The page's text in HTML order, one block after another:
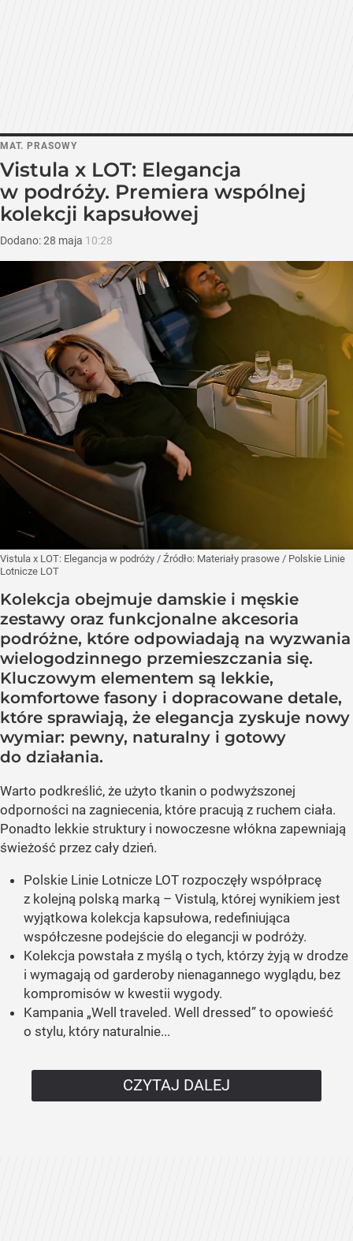
MAT. PRASOWY
Vistula x LOT: Elegancja
w podróży. Premiera wspólnej
kolekcji kapsułowej
Dodano:28 maja 10:28
Vistula x LOT: Elegancja w podróży / Źródło: Materiały prasowe / Polskie Linie
Lotnicze LOT
Kolekcja obejmuje damskie i męskie
zestawy oraz funkcjonalne akcesoria
podróżne, które odpowiadają na wyzwania
wielogodzinnego przemieszczania się.
Kluczowym elementem są lekkie,
komfortowe fasony i dopracowane detale,
które sprawiają, że elegancja zyskuje nowy
wymiar: pewny, naturalny i gotowy
do działania.
Warto podkreślić, że użyto tkanin o podwyższonej
odporności na zagniecenia, które pracują z ruchem ciała.
Ponadto lekkie struktury i nowoczesne włókna zapewniają
świeżość przez cały dzień.
Polskie Linie Lotnicze LOT rozpoczęły współpracę
z kolejną polską marką – Vistulą, której wynikiem jest
wyjątkowa kolekcja kapsułowa, redefiniująca
współczesne podejście do elegancji w podróży.
Kolekcja powstała z myślą o tych, którzy żyją w drodze
i wymagają od garderoby nienagannego wyglądu, bez
kompromisów w kwestii wygody.
Kampania „Well traveled. Well dressed” to opowieść
o stylu, który naturalnie...
CZYTAJ DALEJ